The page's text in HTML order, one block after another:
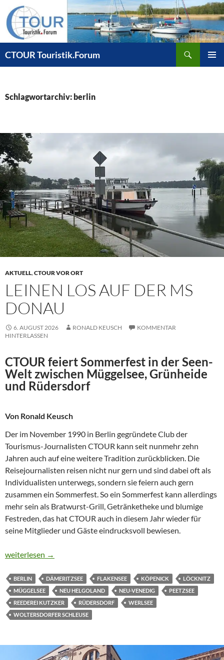
Inhalt
springen
CTOUR Touristik.Forum
Schlagwortarchiv: berlin
AKTUELL,CTOUR VOR ORT
LEINEN LOS AUF DER MS
DONAU
6. AUGUST 2026 RONALD KEUSCH
KOMMENTAR
HINTERLASSEN
CTOUR feiert Sommerfest in der Seen-
Welt zwischen Müggelsee, Grünheide
und Rüdersdorf
Von Ronald Keusch
Der im November 1990 in Berlin gegründete Club der
Tourismus-Journalisten CTOUR kann seit nunmehr zehn
Jahren auch auf eine weitere Tradition zurückblicken. Die
Reisejournalisten reisen nicht nur gern und sind dabei oft als
Individualisten unterwegs, sondern sie feiern auch gern
zusammen ein Sommerfest. So ein Sommerfest kann allerdings
mehr sein als Bratwurst-Grill, Getränketheke und blumige
Festreden, das hat CTOUR auch in diesem Jahr wieder für
seine Mitglieder und Gäste eindrucksvoll bewiesen.
LEINEN LOS AUF DER MS DONAU
weiterlesen →
BERLIN DÄMERITZSEE FLAKENSEE KÖPENICK
LÖCKNITZ
MÜGGELSEE
NEU HELGOLAND NEU-VENEDIG
PEETZSEE
REEDEREI KUTZKER
RÜDERSDORF
WERLSEE
WOLTERSDORFER SCHLEUSE